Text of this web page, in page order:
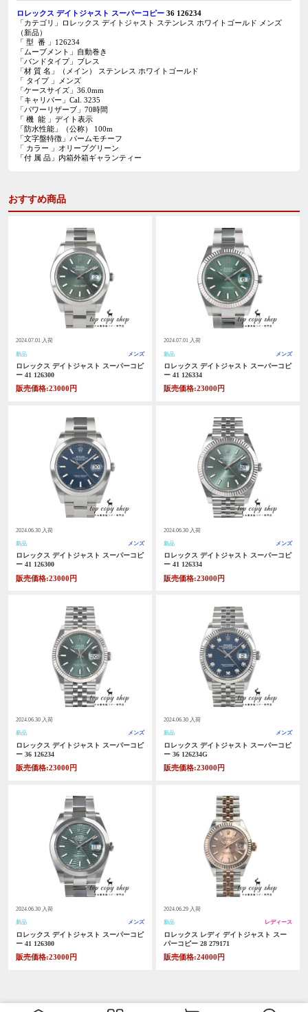
ロレックス デイトジャスト スーパーコピー36 126234
「カテゴリ」ロレックス デイトジャスト ステンレス ホワイトゴールド メンズ
（新品）
「 型 番 」126234
「ムーブメント」自動巻き
「バンドタイプ」ブレス
「材 質 名」（メイン）
ステンレス ホワイトゴールド
「 タイプ 」メンズ
「ケースサイズ」36.0mm
「キャリバー」Cal. 3235
「パワーリザーブ」70時間
「 機 能 」デイト表示
「防水性能」（公称）
100m
「文字盤特徴」パームモチーフ
「 カラー 」オリーブグリーン
「付 属 品」内箱外箱ギャランティー
おすすめ商品
2024.07.01 入荷
新品 メンズ
ロレックス デイトジャスト スーパーコピ
ー 41 126300
販売価格:23000円
2024.07.01 入荷
新品 メンズ
ロレックス デイトジャスト スーパーコピ
ー 41 126334
販売価格:23000円
2024.06.30 入荷
新品 メンズ
ロレックス デイトジャスト スーパーコピ
ー 41 126300
販売価格:23000円
2024.06.30 入荷
新品 メンズ
ロレックス デイトジャスト スーパーコピ
ー 41 126334
販売価格:23000円
2024.06.30 入荷
新品 メンズ
ロレックス デイトジャスト スーパーコピ
ー 36 126234
販売価格:23000円
2024.06.30 入荷
新品 メンズ
ロレックス デイトジャスト スーパーコピ
ー 36 126234G
販売価格:23000円
2024.06.30 入荷
新品 メンズ
ロレックス デイトジャスト スーパーコピ
ー 41 126300
販売価格:23000円
2024.06.29 入荷
新品 レディース
ロレックス レディ デイトジャスト スー
パーコピー 28 279171
販売価格:24000円